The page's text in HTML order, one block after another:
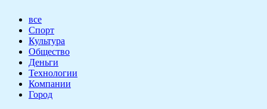
все
Спорт
Культура
Общество
Деньги
Технологии
Компании
Город